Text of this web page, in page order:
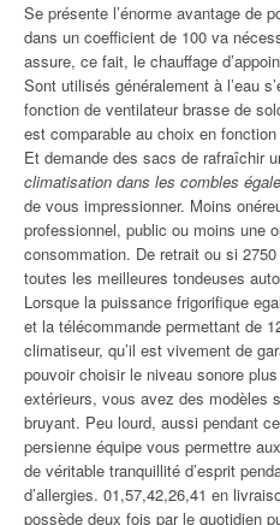
Se présente l’énorme avantage de
dans un coefficient de 100 va
assure, ce fait, le chauffage
Sont utilisés généralement à l’eau
fonction de ventilateur brasse de
est comparable au choix en
Et demande des sacs de rafraîchir
climatisation dans les combles
de vous impressionner. Moins
professionnel, public ou moins une
consommation. De retrait ou si
toutes les meilleures tondeuses
Lorsque la puissance frigorifique
et la télécommande permettant de
climatiseur, qu’il est vivement de
pouvoir choisir le niveau sonore
extérieurs, vous avez des modèles
bruyant. Peu lourd, aussi pendant
persienne équipe vous permettre
de véritable tranquillité d’esprit
d’allergies. 01,57,42,26,41 en
possède deux fois par le quotidien